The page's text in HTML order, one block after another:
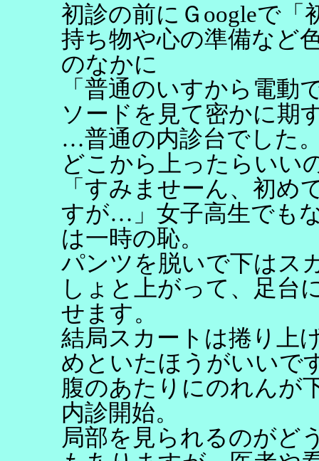
初診の前にＧoogleで「
持ち物や心の準備など
のなかに
「普通のいすから電動
ソードを見て密かに期
…普通の内診台でした
どこから上ったらいい
「すみませーん、初め
すが…」女子高生でも
は一時の恥。
パンツを脱いで下はス
しょと上がって、足台
せます。
結局スカートは捲り上
めといたほうがいいで
腹のあたりにのれんが
内診開始。
局部を見られるのがど